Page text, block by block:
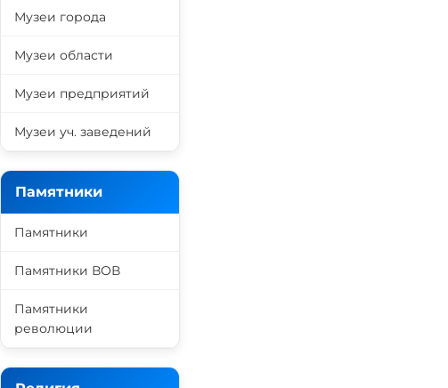
Музеи города
Музеи области
Музеи предприятий
Музеи уч. заведений
Памятники
Памятники
Памятники ВОВ
Памятники
революции